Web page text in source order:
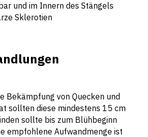
und im Innern des Stängels
Sklerotien
Bekämpfung von Quecken und
sollten diese mindestens 15 cm
sollte bis zum Blühbeginn
empfohlene Aufwandmenge ist